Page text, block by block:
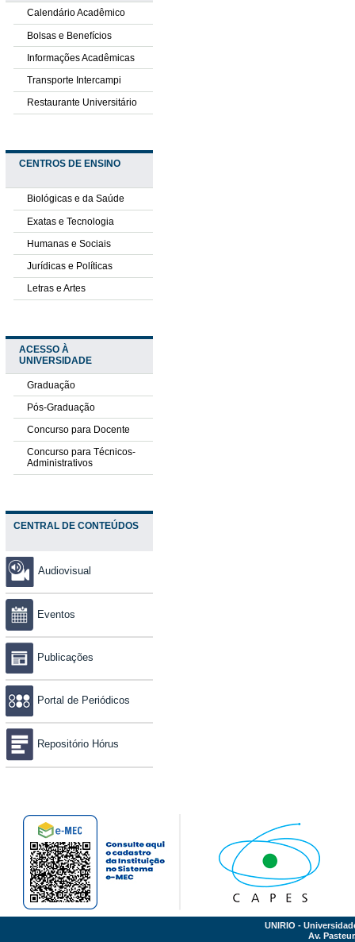
Calendário Acadêmico
Bolsas e Benefícios
Informações Acadêmicas
Transporte Intercampi
Restaurante Universitário
CENTROS DE ENSINO
Biológicas e da Saúde
Exatas e Tecnologia
Humanas e Sociais
Jurídicas e Políticas
Letras e Artes
ACESSO À
UNIVERSIDADE
Graduação
Pós-Graduação
Concurso para Docente
Concurso para Técnicos-
Administrativos
CENTRAL DE CONTEÚDOS
Audiovisual
Eventos
Publicações
Portal de Periódicos
Repositório Hórus
UNIRIO -
Av.